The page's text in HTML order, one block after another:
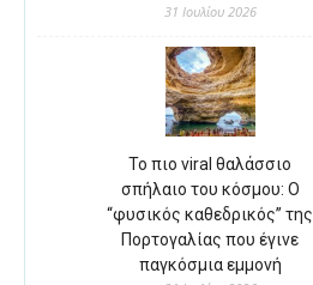
31 Ιουλίου 2026
Το πιο viral θαλάσσιο
σπήλαιο του κόσμου: Ο
“φυσικός καθεδρικός” της
Πορτογαλίας που έγινε
παγκόσμια εμμονή